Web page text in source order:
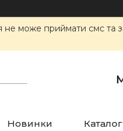
не може приймати смс
Новинки